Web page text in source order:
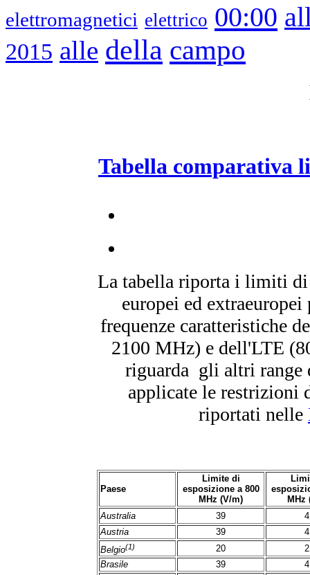
elettromagnetici elettrico 00:00
2015 alle della campo
Tabella comparativa
La tabella riporta i limiti di
europei ed
frequenze caratteristiche
2100 MHz) e dell'LTE
riguarda gli altri range
applicate le
riportati nelle
Paese
Limite di
esposizione a 800
MHz (V/m)
MHz
Australia
39
Austria
39
Belgio(1) 20
Brasile
39